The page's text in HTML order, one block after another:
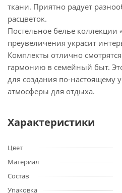
ткани. Приятно радует
расцветок.
Постельное белье коллекции
преувеличения украсит
Комплекты отлично
гармонию в семейный быт.
для создания по-настоящему
атмосферы для отдыха.
Характеристики
Цвет
Материал
Состав
Упаковка